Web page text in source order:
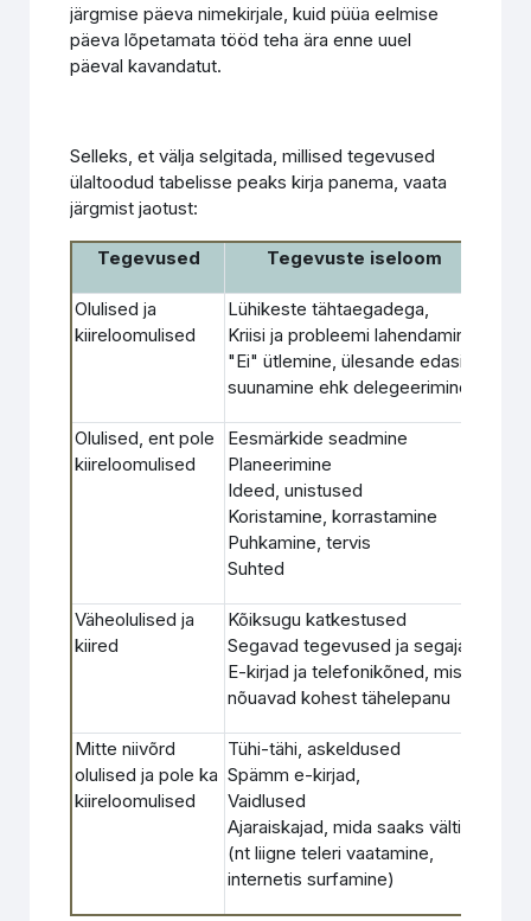
järgmise päeva nimekirjale, kuid püüa eelmise
päeva lõpetamata tööd teha ära enne uuel
päeval kavandatut.
Selleks, et välja selgitada, millised tegevused
ülaltoodud tabelisse peaks kirja panema, vaata
järgmist jaotust:
Tegevused Tegevuste iseloom
Olulised ja
kiireloomulised
Lühikeste tähtaegadega,
Kriisi ja probleemi lahendamine
"Ei" ütlemine, ülesande edasi
suunamine ehk delegeerimine
Olulised, ent pole
kiireloomulised
Eesmärkide seadmine
Planeerimine
Ideed, unistused
Koristamine, korrastamine
Puhkamine, tervis
Suhted
Väheolulised ja
kiired
Kõiksugu katkestused
Segavad tegevused ja segajad
E-kirjad ja telefonikõned, mis
nõuavad kohest tähelepanu
Mitte niivõrd
olulised ja pole ka
kiireloomulised
Tühi-tähi, askeldused
Spämm e-kirjad,
Vaidlused
Ajaraiskajad, mida saaks vältida
(nt liigne teleri vaatamine,
internetis surfamine)